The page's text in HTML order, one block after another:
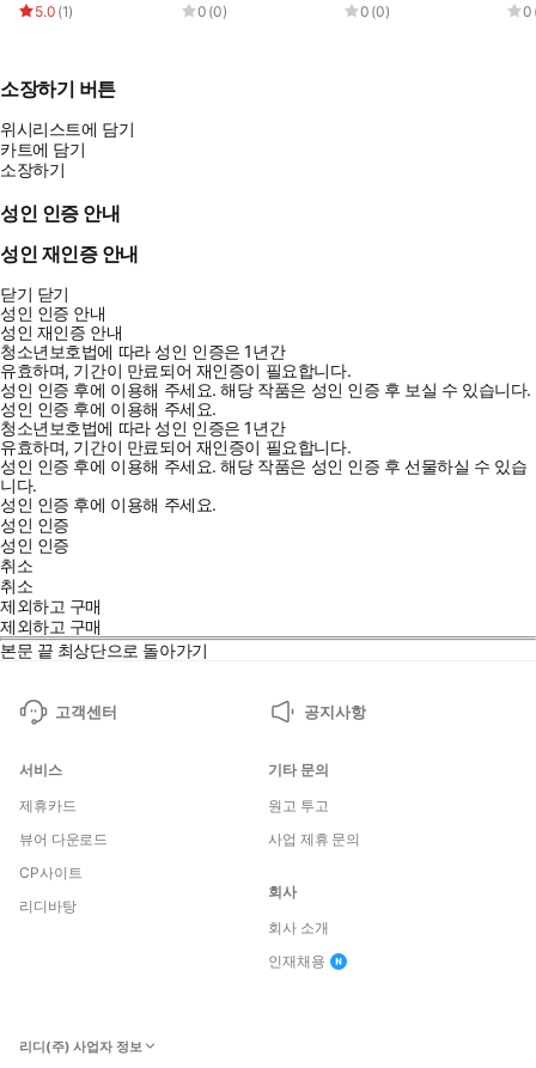
5.0 (1) 0 (0) 0 (0) 0
소장하기 버튼
위시리스트에 담기
카트에 담기
소장하기
성인 인증 안내
성인 재인증 안내
닫기 닫기
성인 인증 안내
성인 재인증 안내
청소년보호법에 따라 성인 인증은 1년간
유효하며, 기간이 만료되어 재인증이 필요합니다.
성인 인증 후에 이용해 주세요.해당 작품은 성인 인증 후 보실 수 있습니다.
성인 인증 후에 이용해 주세요.
청소년보호법에 따라 성인 인증은 1년간
유효하며, 기간이 만료되어 재인증이 필요합니다.
성인 인증 후에 이용해 주세요.해당 작품은 성인 인증 후 선물하실 수 있습
니다.
성인 인증 후에 이용해 주세요.
성인 인증
성인 인증
취소
취소
제외하고 구매
제외하고 구매
본문 끝 최상단으로 돌아가기
고객센터 공지사항
서비스
제휴카드
뷰어 다운로드
CP사이트
리디바탕
기타 문의
원고 투고
사업 제휴 문의
회사
회사 소개
인재채용
리디(주) 사업자 정보